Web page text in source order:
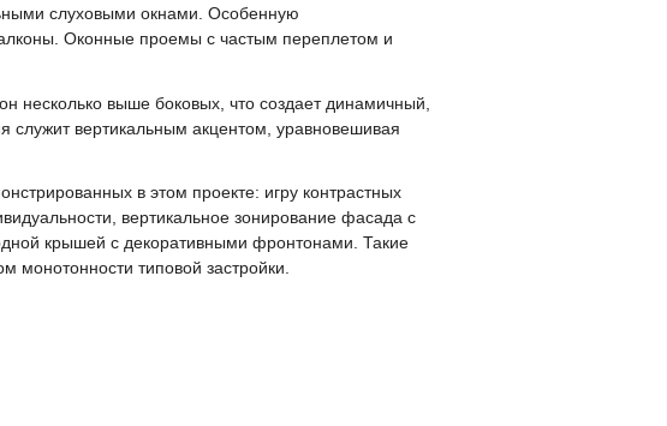
слуховыми окнами. Особенную
Оконные проемы с частым переплетом и
несколько выше боковых, что создает динамичный,
служит вертикальным акцентом, уравновешивая
в этом проекте: игру контрастных
вертикальное зонирование фасада с
крышей с декоративными фронтонами. Такие
типовой застройки.